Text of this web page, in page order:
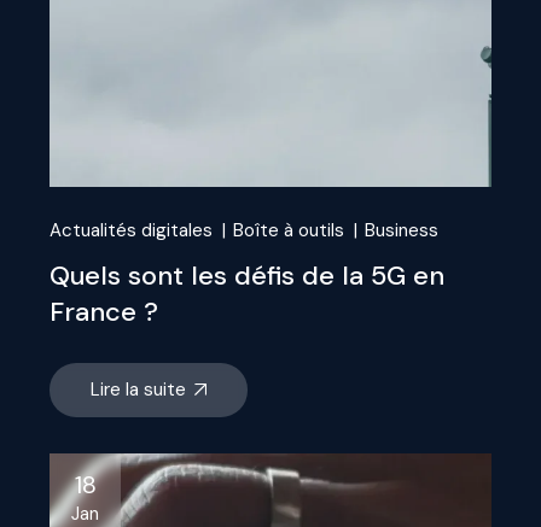
Actualités digitales Boîte à outils Business
Quels sont les défis de la 5G en
France ?
Lire la suite
18
Jan